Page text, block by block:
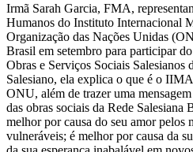
Irmã Sarah Garcia, FMA,
Humanos do Instituto Internacional
Organização das Nações Unidas
Brasil em setembro para participar
Obras e Serviços Sociais
Salesiano, ela explica o que é o
ONU, além de trazer uma
das obras sociais da Rede
melhor por causa do seu amor pelos
vulneráveis; é melhor por causa da